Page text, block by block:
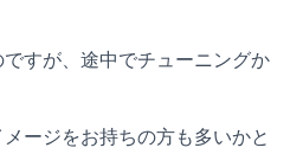
すが、途中でチューニングか
ージをお持ちの方も多いかと